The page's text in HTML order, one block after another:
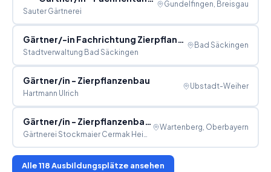
Sauter Gärtnerei
Gundelfingen, Breisgau
Stadtverwaltung Bad Säckingen
Bad Säckingen
Gärtner/in - Zierpflanzenbau
Hartmann Ulrich
Ubstadt-Weiher
Gärtner/in - Zierpflanzenbau (m/w/d)
Gärtnerei Stockmaier Cermak Heidrun
Wartenberg, Oberbayern
Alle118Ausbildungsplätze ansehen